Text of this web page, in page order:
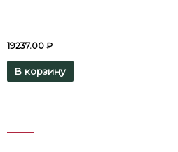
19237.00 ₽
В корзину